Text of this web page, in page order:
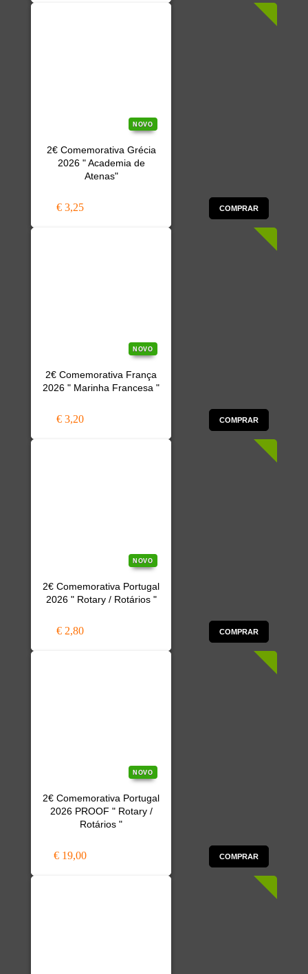
NOVO
2€ Comemorativa Grécia
2026 " Academia de
Atenas"
€ 3,25 COMPRAR
NOVO
2€ Comemorativa França
2026 " Marinha Francesa "
€ 3,20 COMPRAR
NOVO
2€ Comemorativa Portugal
2026 " Rotary / Rotários "
€ 2,80 COMPRAR
NOVO
2€ Comemorativa Portugal
2026 PROOF " Rotary /
Rotários "
€ 19,00 COMPRAR